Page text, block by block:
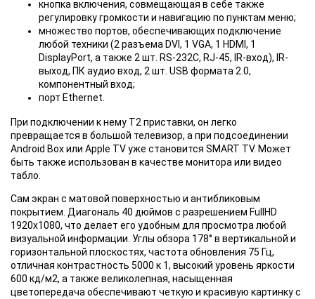
кнопка включения, совмещающая в себе также
регулировку громкости и навигацию по пунктам меню;
множество портов, обеспечивающих подключение
любой техники (2 разъема DVI, 1 VGA, 1 HDMI, 1
DisplayPort, а также 2 шт. RS-232C, RJ-45, IR-вход), IR-
выход, ПК аудио вход, 2 шт. USB формата 2.0,
компонентный вход;
порт Ethernet.
При подключении к нему Т2 приставки, он легко
превращается в большой телевизор, а при подсоединении
Android Box или Apple TV уже становится SMART TV. Может
быть также использован в качестве монитора или видео
табло.
Сам экран с матовой поверхностью и антибликовым
покрытием. Диагональ 40 дюймов с разрешением FullHD
1920x1080, что делает его удобным для просмотра любой
визуальной информации. Углы обзора 178° в вертикальной и
горизонтальной плоскостях, частота обновления 75 Гц,
отличная контрастность 5000 к 1, высокий уровень яркости
600 кд/м2, а также великолепная, насыщенная
цветопередача обеспечивают четкую и красивую картинку с